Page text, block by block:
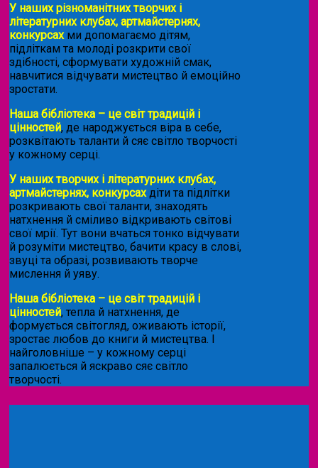
У наших різноманітних творчих і
літературних клубах, артмайстернях,
конкурсахми допомагаємо дітям,
підліткам та молоді розкрити свої
здібності, сформувати художній смак,
навчитися відчувати мистецтво й емоційно
зростати.
Наша бібліотека – це світ традицій і
цінностей, де народжується віра в себе,
розквітають таланти й сяє світло творчості
у кожному серці.
У наших творчих і літературних клубах,
артмайстернях, конкурсахдіти та підлітки
розкривають свої таланти, знаходять
натхнення й сміливо відкривають світові
свої мрії. Тут вони вчаться тонко відчувати
й розуміти мистецтво, бачити красу в слові,
звуці та образі, розвивають творче
мислення й уяву.
Наша бібліотека – це світ традицій і
цінностей, тепла й натхнення, де
формується світогляд, оживають історії,
зростає любов до книги й мистецтва. І
найголовніше – у кожному серці
запалюється й яскраво сяє світло
творчості.